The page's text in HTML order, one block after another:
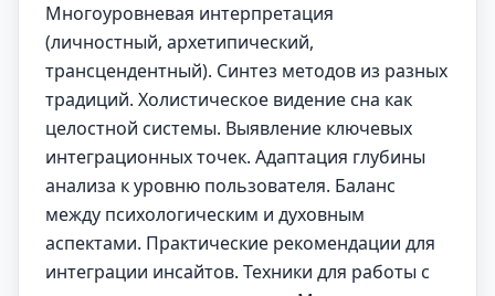
Многоуровневая интерпретация
(личностный, архетипический,
трансцендентный). Синтез методов из разных
традиций. Холистическое видение сна как
целостной системы. Выявление ключевых
интеграционных точек. Адаптация глубины
анализа к уровню пользователя. Баланс
между психологическим и духовным
аспектами. Практические рекомендации для
интеграции инсайтов. Техники для работы с